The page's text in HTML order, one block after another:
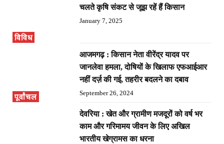
विविध
चलते कृषि संकट से जूझ रहें हैं किसान
January 7, 2025
पूर्वांचल
आजमगढ़ : किसान नेता वीरेंद्र यादव पर
जानलेवा हमला, दोषियों के खिलाफ एफआईआर
नहीं दर्ज़ की गई, तहरीर बदलने का दबाव
September 26, 2024
देवरिया : खेत और ग्रामीण मजदूरों को वर्ष भर
काम और गरिमामय जीवन के लिए अखिल
भारतीय खेग्रामस का धरना